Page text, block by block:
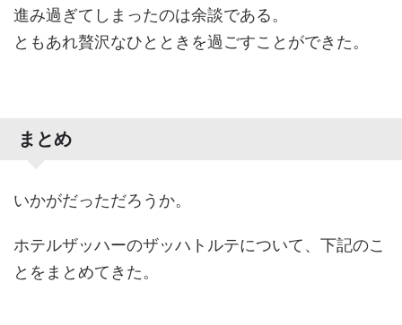
進み過ぎてしまったのは余談である。
ともあれ贅沢なひとときを過ごすことができた。
まとめ
いかがだっただろうか。
ホテルザッハーのザッハトルテについて、下記のこ
とをまとめてきた。